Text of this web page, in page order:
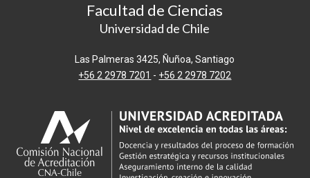
Facultad de Ciencias
Universidad de Chile
Las Palmeras 3425, Ñuñoa, Santiago
+56 2 2978 7201 - +56 2 2978 7202